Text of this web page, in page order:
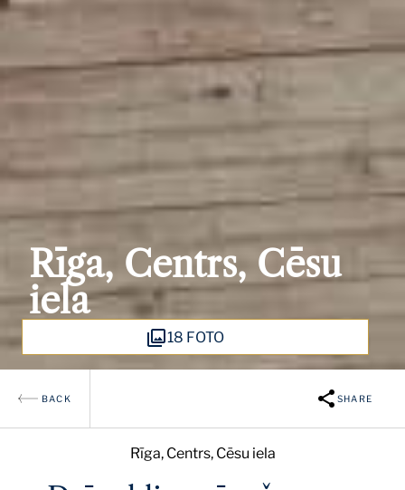
Rīga, Centrs, Cēsu
iela
18 FOTO
BACK SHARE
Rīga, Centrs, Cēsu iela